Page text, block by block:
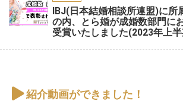
IBJ(日本結婚相談所連盟)に所
の内、とら婚が成婚数部門に
受賞いたしました(2023年上
紹介動画ができました！